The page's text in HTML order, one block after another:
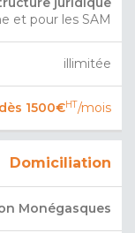
et pour les SAM
illimitée
dès 1500€HT/mois
Domiciliation
Monégasques